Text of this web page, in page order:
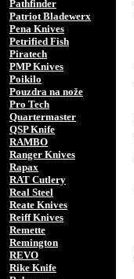
Pathfinder
Patriot Bladewerx
Pena Knives
Petrified Fish
Piratech
PMP Knives
Poikilo
Pouzdra na nože
Pro Tech
Quartermaster
QSP Knife
RAMBO
Ranger Knives
Rapax
RAT Cutlery
Real Steel
Reate Knives
Reiff Knives
Remette
Remington
REVO
Rike Knife